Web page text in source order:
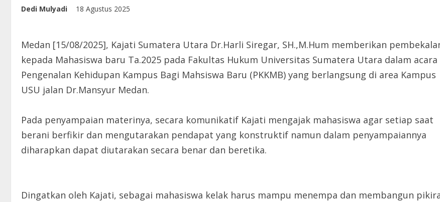
Dedi Mulyadi 18 Agustus 2025
Medan [15/08/2025], Kajati Sumatera Utara Dr.Harli Siregar, SH.,M.Hum memberikan
kepada Mahasiswa baru Ta.2025 pada Fakultas Hukum Universitas Sumatera Utara dalam acara
Pengenalan Kehidupan Kampus Bagi Mahsiswa Baru (PKKMB) yang berlangsung di area Kampus
USU jalan Dr.Mansyur Medan.
Pada penyampaian materinya, secara komunikatif Kajati mengajak mahasiswa agar setiap saat
berani berfikir dan mengutarakan pendapat yang konstruktif namun dalam penyampaiannya
diharapkan dapat diutarakan secara benar dan beretika.
Dingatkan oleh Kajati, sebagai mahasiswa kelak harus mampu menempa dan membangun